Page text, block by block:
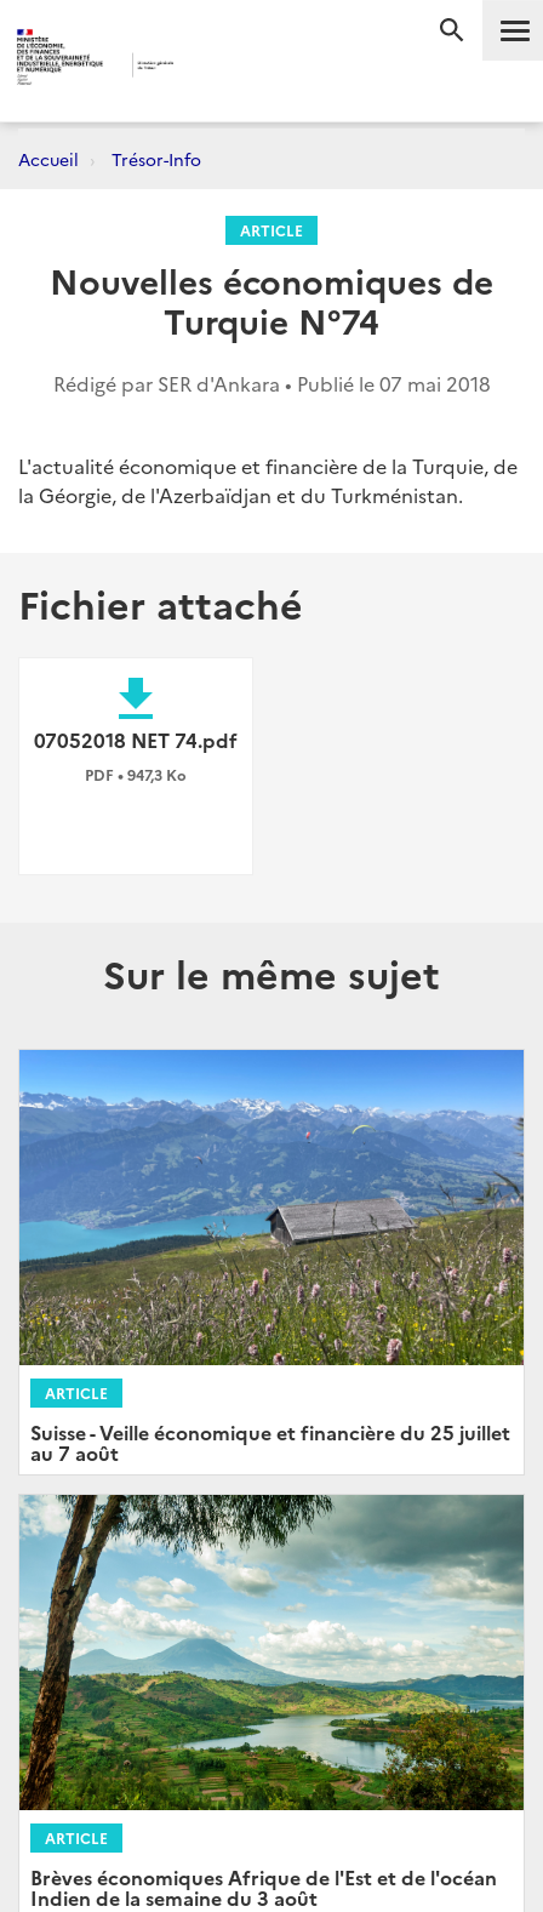
Accueil Trésor-Info
ARTICLE
Nouvelles économiques de
Turquie N°74
Rédigé par SER d'Ankara • Publié le07 mai 2018
L'actualité économique et financière de la Turquie, de
la Géorgie, de l'Azerbaïdjan et du Turkménistan.
Fichier attaché
file_download
07052018 NET 74.pdf
PDF • 947,3 Ko
Sur le même sujet
ARTICLE
Suisse - Veille économique et financière du 25 juillet
au 7 août
ARTICLE
Brèves économiques Afrique de l'Est et de l'océan
Indien de la semaine du 3 août